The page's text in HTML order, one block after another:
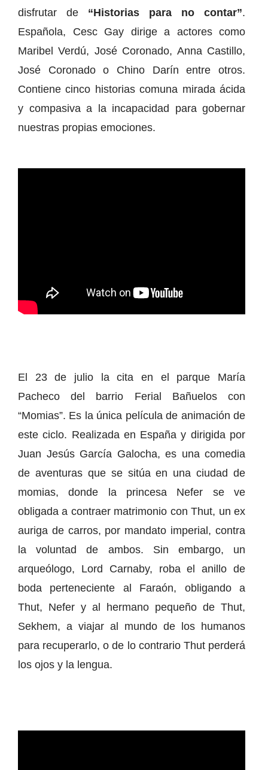
disfrutar de “Historias para no contar”.
Española, Cesc Gay dirige a actores como
Maribel Verdú, José Coronado, Anna Castillo,
José Coronado o Chino Darín entre otros.
Contiene cinco historias comuna mirada ácida
y compasiva a la incapacidad para gobernar
nuestras propias emociones.
El 23 de julio la cita en el parque María
Pacheco del barrio Ferial Bañuelos con
“Momias”. Es la única película de animación de
este ciclo. Realizada en España y dirigida por
Juan Jesús García Galocha, es una comedia
de aventuras que se sitúa en una ciudad de
momias, donde la princesa Nefer se ve
obligada a contraer matrimonio con Thut, un ex
auriga de carros, por mandato imperial, contra
la voluntad de ambos. Sin embargo, un
arqueólogo, Lord Carnaby, roba el anillo de
boda perteneciente al Faraón, obligando a
Thut, Nefer y al hermano pequeño de Thut,
Sekhem, a viajar al mundo de los humanos
para recuperarlo, o de lo contrario Thut perderá
los ojos y la lengua.